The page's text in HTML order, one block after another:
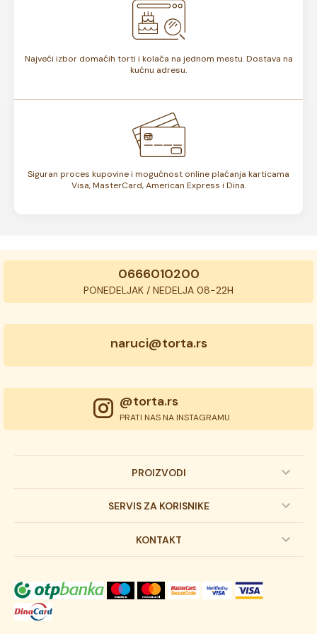
Najveći izbor domaćih torti i kolača na jednom mestu. Dostava na
kućnu adresu.
Siguran proces kupovine i mogućnost online plaćanja karticama
Visa, MasterCard, American Express i Dina.
0666010200
PONEDELJAK / NEDELJA 08-22H
naruci@torta.rs
@torta.rs
PRATI NAS NA INSTAGRAMU
PROIZVODI
Dečije torte
Svadbene torte
Torta klasici
SERVIS ZA KORISNIKE
Prijava na newsletter
Dostava robe
KONTAKT
Novosti